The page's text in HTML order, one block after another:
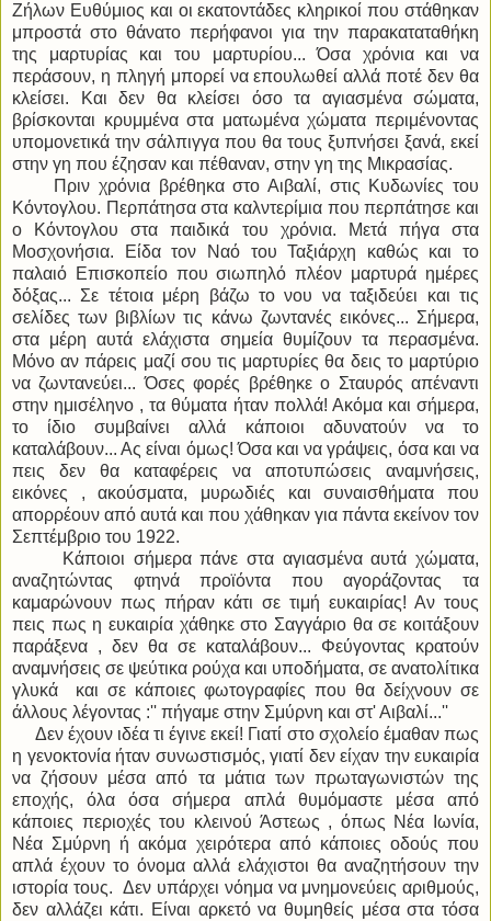
Ζήλων Ευθύμιος και οι εκατοντάδες κληρικοί που στάθηκαν
μπροστά στο θάνατο περήφανοι για την παρακαταταθήκη
της μαρτυρίας και του μαρτυρίου... Όσα χρόνια και να
περάσουν, η πληγή μπορεί να επουλωθεί αλλά ποτέ δεν θα
κλείσει. Και δεν θα κλείσει όσο τα αγιασμένα σώματα,
βρίσκονται κρυμμένα στα ματωμένα χώματα περιμένοντας
υπομονετικά την σάλπιγγα που θα τους ξυπνήσει ξανά, εκεί
στην γη που έζησαν και πέθαναν, στην γη της Μικρασίας.
Πριν χρόνια βρέθηκα στο Αιβαλί, στις Κυδωνίες του
Κόντογλου. Περπάτησα στα καλντερίμια που περπάτησε και
ο Κόντογλου στα παιδικά του χρόνια. Μετά πήγα στα
Μοσχονήσια. Είδα τον Ναό του Ταξιάρχη καθώς και το
παλαιό Επισκοπείο που σιωπηλό πλέον μαρτυρά ημέρες
δόξας... Σε τέτοια μέρη βάζω το νου να ταξιδεύει και τις
σελίδες των βιβλίων τις κάνω ζωντανές εικόνες... Σήμερα,
στα μέρη αυτά ελάχιστα σημεία θυμίζουν τα περασμένα.
Μόνο αν πάρεις μαζί σου τις μαρτυρίες θα δεις το μαρτύριο
να ζωντανεύει... Όσες φορές βρέθηκε ο Σταυρός απέναντι
στην ημισέληνο , τα θύματα ήταν πολλά! Ακόμα και σήμερα,
το ίδιο συμβαίνει αλλά κάποιοι αδυνατούν να το
καταλάβουν... Ας είναι όμως! Όσα και να γράψεις, όσα και να
πεις δεν θα καταφέρεις να αποτυπώσεις αναμνήσεις,
εικόνες , ακούσματα, μυρωδιές και συναισθήματα που
απορρέουν από αυτά και που χάθηκαν για πάντα εκείνον τον
Σεπτέμβριο του 1922.
Κάποιοι σήμερα πάνε στα αγιασμένα αυτά χώματα,
αναζητώντας φτηνά προϊόντα που αγοράζοντας τα
καμαρώνουν πως πήραν κάτι σε τιμή ευκαιρίας! Αν τους
πεις πως η ευκαιρία χάθηκε στο Σαγγάριο θα σε κοιτάξουν
παράξενα , δεν θα σε καταλάβουν... Φεύγοντας κρατούν
αναμνήσεις σε ψεύτικα ρούχα και υποδήματα, σε ανατολίτικα
γλυκά και σε κάποιες φωτογραφίες που θα δείχνουν σε
άλλους λέγοντας :'' πήγαμε στην Σμύρνη και στ' Αιβαλί...''
Δεν έχουν ιδέα τι έγινε εκεί! Γιατί στο σχολείο έμαθαν πως
η γενοκτονία ήταν συνωστισμός, γιατί δεν είχαν την ευκαιρία
να ζήσουν μέσα από τα μάτια των πρωταγωνιστών της
εποχής, όλα όσα σήμερα απλά θυμόμαστε μέσα από
κάποιες περιοχές του κλεινού Άστεως , όπως Νέα Ιωνία,
Νέα Σμύρνη ή ακόμα χειρότερα από κάποιες οδούς που
απλά έχουν το όνομα αλλά ελάχιστοι θα αναζητήσουν την
ιστορία τους. Δεν υπάρχει νόημα να μνημονεύεις αριθμούς,
δεν αλλάζει κάτι. Είναι αρκετό να θυμηθείς μέσα στα τόσα